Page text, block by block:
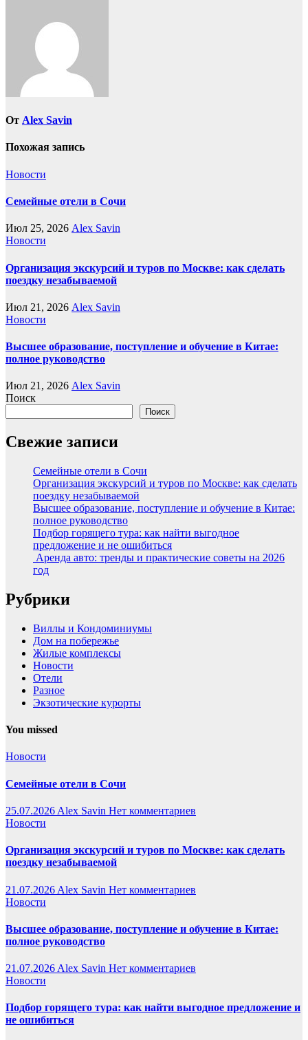
От Alex Savin
Похожая запись
Новости
Семейные отели в Сочи
Июл 25, 2026 Alex Savin
Новости
Организация экскурсий и туров по Москве: как сделать
поездку незабываемой
Июл 21, 2026 Alex Savin
Новости
Высшее образование, поступление и обучение в Китае:
полное руководство
Июл 21, 2026 Alex Savin
Поиск
Поиск
Свежие записи
Семейные отели в Сочи
Организация экскурсий и туров по Москве: как сделать
поездку незабываемой
Высшее образование, поступление и обучение в Китае:
полное руководство
Подбор горящего тура: как найти выгодное
предложение и не ошибиться
Аренда авто: тренды и практические советы на 2026
год
Рубрики
Виллы и Кондоминиумы
Дом на побережье
Жилые комплексы
Новости
Отели
Разное
Экзотические курорты
You missed
Новости
Семейные отели в Сочи
25.07.2026 Alex Savin Нет комментариев
Новости
Организация экскурсий и туров по Москве: как сделать
поездку незабываемой
21.07.2026 Alex Savin Нет комментариев
Новости
Высшее образование, поступление и обучение в Китае:
полное руководство
21.07.2026 Alex Savin Нет комментариев
Новости
Подбор горящего тура: как найти выгодное предложение и
не ошибиться